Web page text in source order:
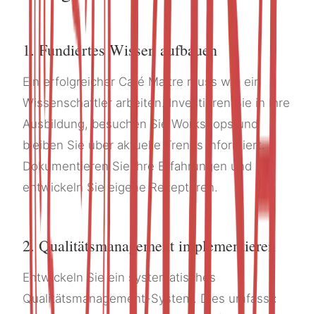
1. Fundiertes Wissen aufbauen
Ein erfolgreicher Café Maître muss wie ein
Wissenschaftler arbeiten. Investieren Sie in Ihre
Ausbildung, besuchen Sie Workshops und
bleiben Sie über aktuelle Trends informiert.
Dokumentieren Sie Ihre Erfahrungen und
entwickeln Sie eigene Rezepturen.
2. Qualitätsmanagement implementieren
Entwickeln Sie ein systematisches
Qualitätsmanagement-System. Dies umfasst: